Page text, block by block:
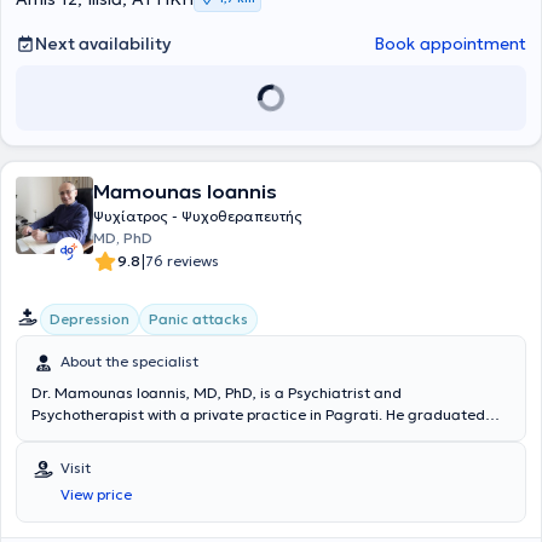
Next availability Book appointment
Mamounas Ioannis
Ψυχίατρος - Ψυχοθεραπευτής
MD, PhD
9.8|76 reviews
Depression Panic attacks
About the specialist
Dr. Mamounas Ioannis, MD, PhD, is a Psychiatrist and
Psychotherapist with a private practice in Pagrati. He graduated
specialized in Psychiatry, initially training at the Neurological Clinic
of the Theia Pronias Hospital "H Pammakaristos" and subsequently
at the Psychiatric Clinic of Aeginiteio Hospital. During his
specialization, he participated in psychiatric research, completed
Visit
View price